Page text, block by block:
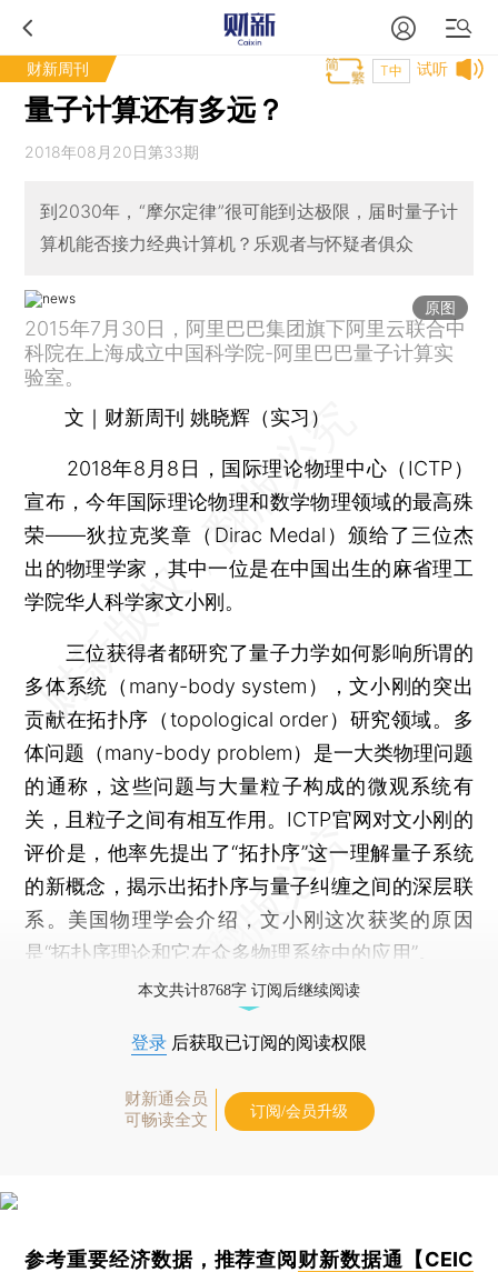
财新周刊 试听
T中
量子计算还有多远？
2018年08月20日第33期
到2030年，“摩尔定律”很可能到达极限，届时量子计
算机能否接力经典计算机？乐观者与怀疑者俱众
原图
2015年7月30日，阿里巴巴集团旗下阿里云联合中
科院在上海成立中国科学院-阿里巴巴量子计算实
验室。
文｜财新周刊 姚晓辉（实习）
2018年8月8日，国际理论物理中心（ICTP）
宣布，今年国际理论物理和数学物理领域的最高殊
荣——狄拉克奖章（Dirac Medal）颁给了三位杰
出的物理学家，其中一位是在中国出生的麻省理工
学院华人科学家文小刚。
三位获得者都研究了量子力学如何影响所谓的
多体系统（many-body system），文小刚的突出
贡献在拓扑序（topological order）研究领域。多
体问题（many-body problem）是一大类物理问题
的通称，这些问题与大量粒子构成的微观系统有
关，且粒子之间有相互作用。ICTP官网对文小刚的
评价是，他率先提出了“拓扑序”这一理解量子系统
的新概念，揭示出拓扑序与量子纠缠之间的深层联
系。美国物理学会介绍，文小刚这次获奖的原因
是“拓扑序理论和它在众多物理系统中的应用”。
本文共计8768字 订阅后继续阅读
登录 后获取已订阅的阅读权限
财新通会员
可畅读全文
订阅/会员升级
参考重要经济数据，推荐查阅 财新数据通【CEIC